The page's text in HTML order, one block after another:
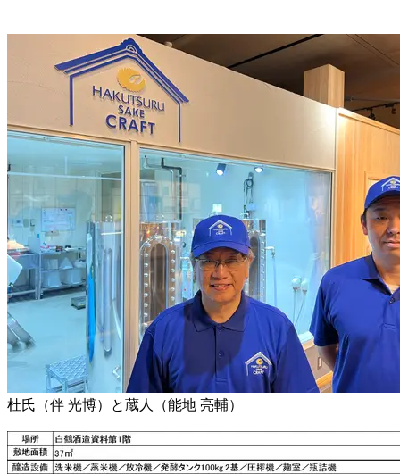
杜氏（伴 光博）と蔵人（能地 亮輔）